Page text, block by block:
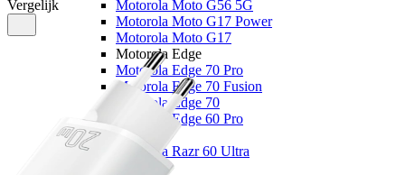
Motorola Moto G56 5G
Motorola Moto G17 Power
Motorola Moto G17
Motorola Edge
Motorola Edge 70 Pro
Motorola Edge 70 Fusion
Motorola Edge 70
Motorola Edge 60 Pro
Motorola Razr 60 Ultra
Vergelijk